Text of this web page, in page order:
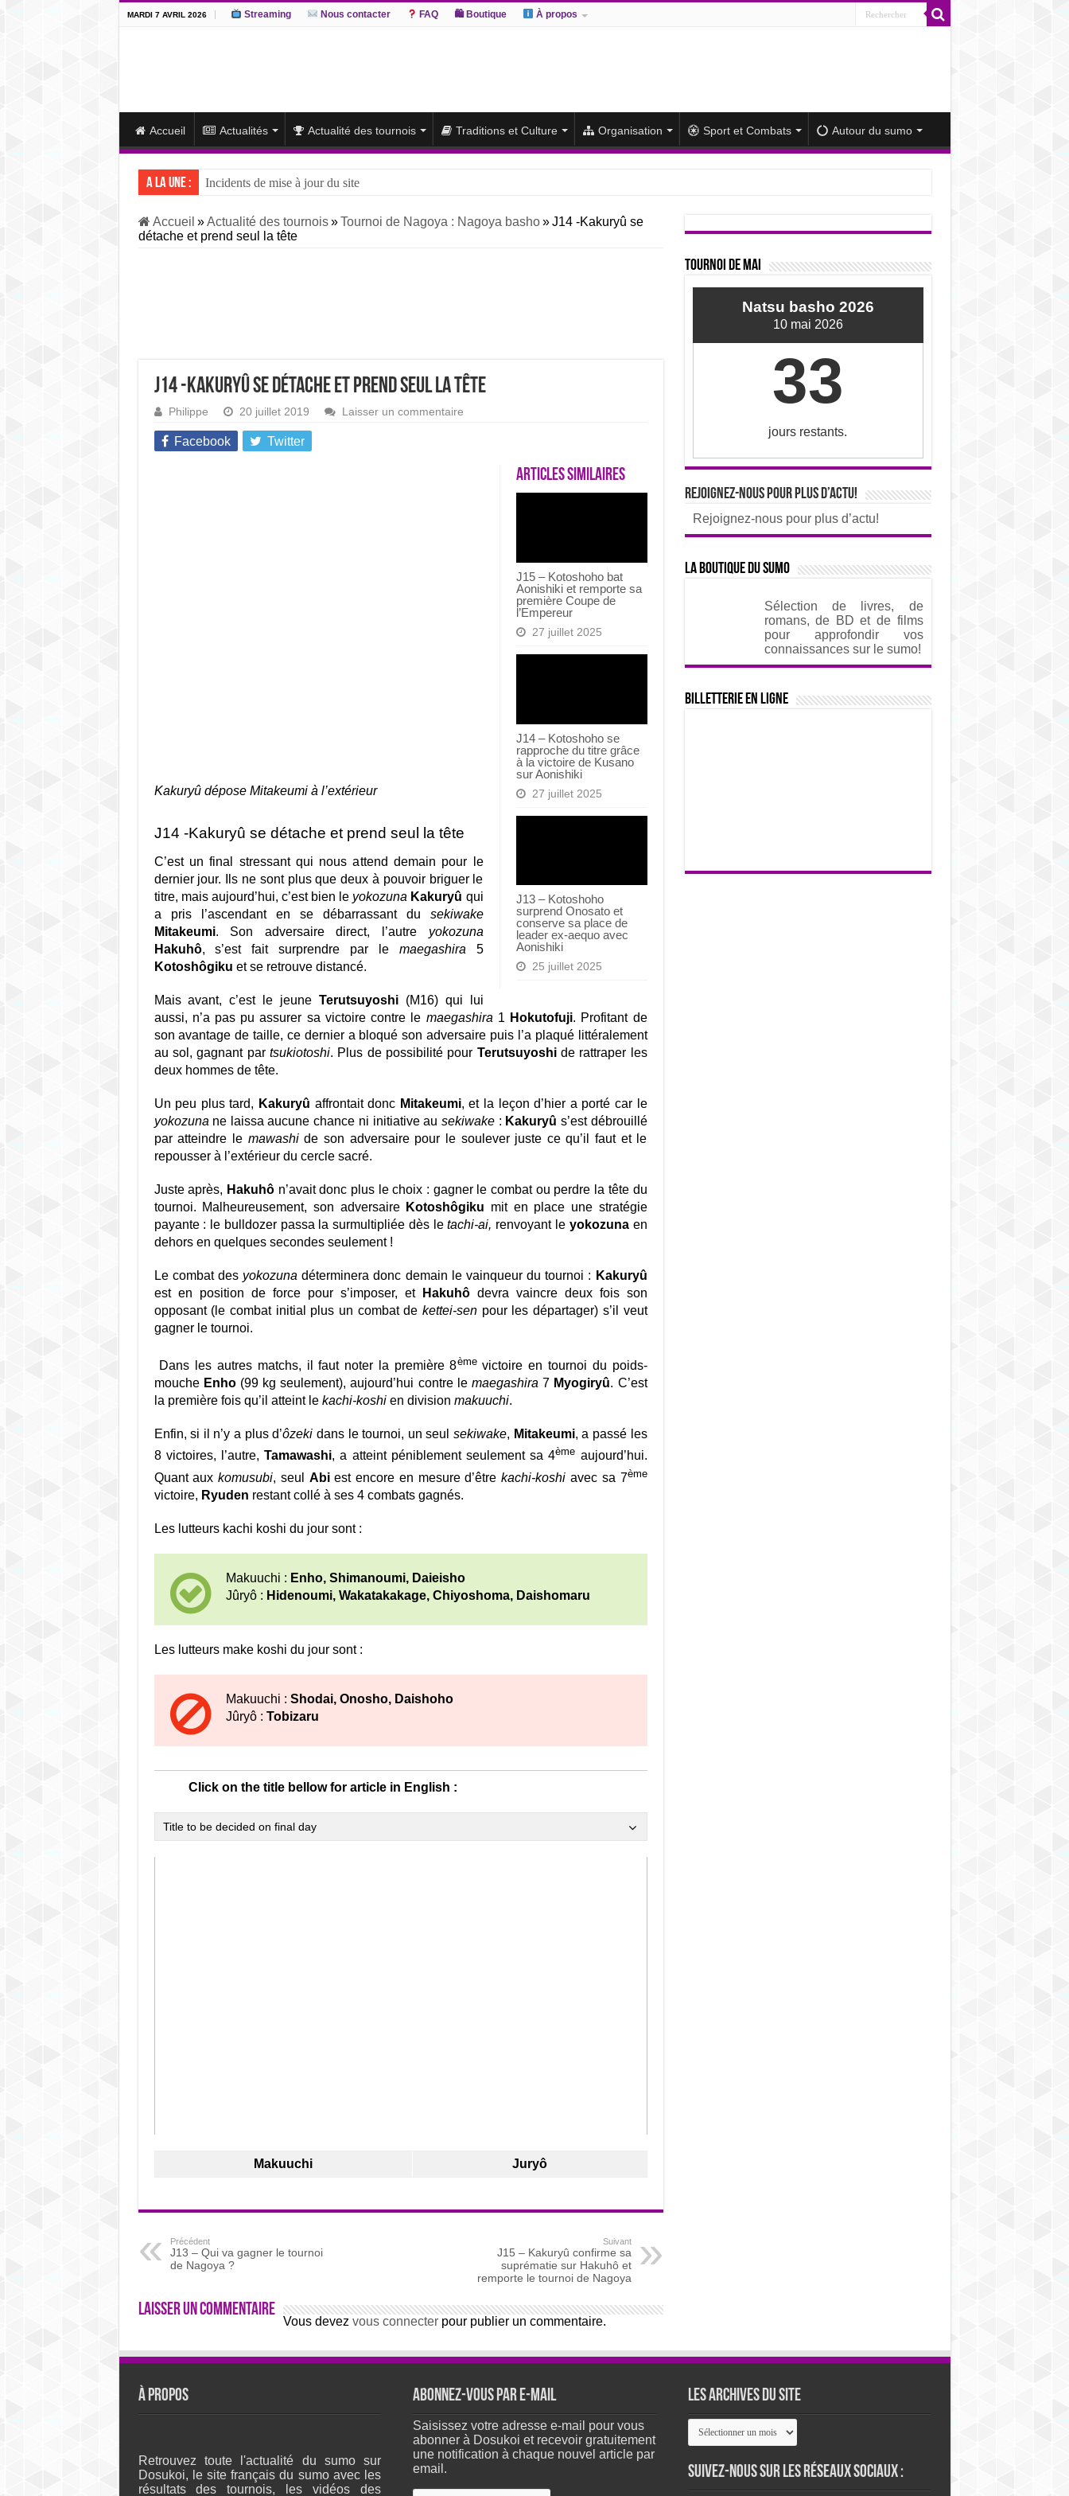
MARDI 7 AVRIL 2026 Streaming Nous contacter FAQ 🛍 Boutique À propos
Accueil Actualités Actualité des tournois Traditions et Culture Organisation Sport et Combats Autour du sumo
A la une :
Incidents de mise à jour du site
J14 – Aonishiki dominé par Onosato et Atamifuji rejoint la tête
J13 – Aonishiki conserve la tête du classement et poursuit sa série de victoires face à un Hoshoryu diminué
Accueil » Actualité des tournois » Tournoi de Nagoya : Nagoya basho » J14 -Kakuryû se
détache et prend seul la tête
J14 -Kakuryû se détache et prend seul la tête
Philippe 20 juillet 2019 Laisser un commentaire
Facebook Twitter
Articles similaires
J15 – Kotoshoho bat
Aonishiki et remporte sa
première Coupe de
l’Empereur
27 juillet 2025
J14 – Kotoshoho se
rapproche du titre grâce
à la victoire de Kusano
sur Aonishiki
27 juillet 2025
J13 – Kotoshoho
surprend Onosato et
conserve sa place de
leader ex-aequo avec
Aonishiki
25 juillet 2025
Kakuryû dépose Mitakeumi à l’extérieur
J14 -Kakuryû se détache et prend seul la tête
C’est un final stressant qui nous attend demain pour le
dernier jour. Ils ne sont plus que deux à pouvoir briguer le
titre, mais aujourd’hui, c’est bien le yokozuna Kakuryû qui
a pris l’ascendant en se débarrassant du sekiwake
Mitakeumi. Son adversaire direct, l’autre yokozuna
Hakuhô, s’est fait surprendre par le maegashira 5
Kotoshôgiku et se retrouve distancé.
Mais avant, c’est le jeune Terutsuyoshi(M16) qui lui
aussi, n’a pas pu assurer sa victoire contre le maegashira 1 Hokutofuji. Profitant de
son avantage de taille, ce dernier a bloqué son adversaire puis l’a plaqué littéralement
au sol, gagnant par tsukiotoshi. Plus de possibilité pour Terutsuyoshide rattraper les
deux hommes de tête.
Un peu plus tard, Kakuryû affrontait donc Mitakeumi, et la leçon d’hier a porté car le
yokozuna ne laissa aucune chance ni initiative au sekiwake : Kakuryû s’est débrouillé
par atteindre le mawashide son adversaire pour le soulever juste ce qu’il faut et le
repousser à l’extérieur du cercle sacré.
Juste après, Hakuhôn’avait donc plus le choix : gagner le combat ou perdre la tête du
tournoi. Malheureusement, son adversaire Kotoshôgiku mit en place une stratégie
payante : le bulldozer passa la surmultipliée dès letachi-ai, renvoyant le yokozunaen
dehors en quelques secondes seulement !
Le combat des yokozuna déterminera donc demain le vainqueur du tournoi : Kakuryû
est en position de force pour s’imposer, et
Hakuhôdevra vaincre deux fois son
opposant (le combat initial plus un combat dekettei-sen pour les départager) s’il veut
gagner le tournoi.
Dans les autres matchs, il faut noter la première 8èmevictoire en tournoi du poids-
mouche Enho(99 kg seulement), aujourd’hui contre le maegashira 7 Myogiryû. C’est
la première fois qu’il atteint le kachi-koshien division makuuchi.
Enfin, si il n’y a plus d’ôzeki dans le tournoi, un seul sekiwake, Mitakeumi, a passé les
8 victoires, l’autre,Tamawashi, a atteint péniblement seulement sa 4ème aujourd’hui.
Quant auxkomusubi, seul Abiest encore en mesure d’êtrekachi-koshi avec sa 7ème
victoire, Ryuden restant collé à ses 4 combats gagnés.
Les lutteurs kachi koshi du jour sont :
Makuuchi : Enho, Shimanoumi, Daieisho
Jûryô : Hidenoumi, Wakatakakage, Chiyoshoma, Daishomaru
Les lutteurs make koshi du jour sont :
Makuuchi : Shodai, Onosho, Daishoho
Jûryô : Tobizaru
Click on the title bellow for article in English :
Title to be decided on final day
Makuuchi Juryô
Précédent
J13 – Qui va gagner le tournoi
de Nagoya ?
Suivant
J15 – Kakuryû confirme sa
suprématie sur Hakuhô et
remporte le tournoi de Nagoya
Laisser un commentaire
Vous devez vous connecterpour publier un commentaire.
Tournoi de mai
Natsu basho 2026
10 mai 2026
33
jours restants.
Rejoignez-nous pour plus d’actu!
Rejoignez-nous pour plus d’actu!
La boutique du sumo
Sélection de livres, de
romans, de BD et de films
pour approfondir vos
connaissances sur le sumo!
Billetterie en ligne
À propos
Retrouvez toute l'actualité du sumo sur
Dosukoi, le site français du sumo avec les
résultats des tournois, les vidéos des
Abonnez-vous par e-mail
Saisissez votre adresse e-mail pour vous
abonner à Dosukoi et recevoir gratuitement
une notification à chaque nouvel article par
email.
Les archives du site
Les
archives
site
Suivez-nous sur les réseaux sociaux :